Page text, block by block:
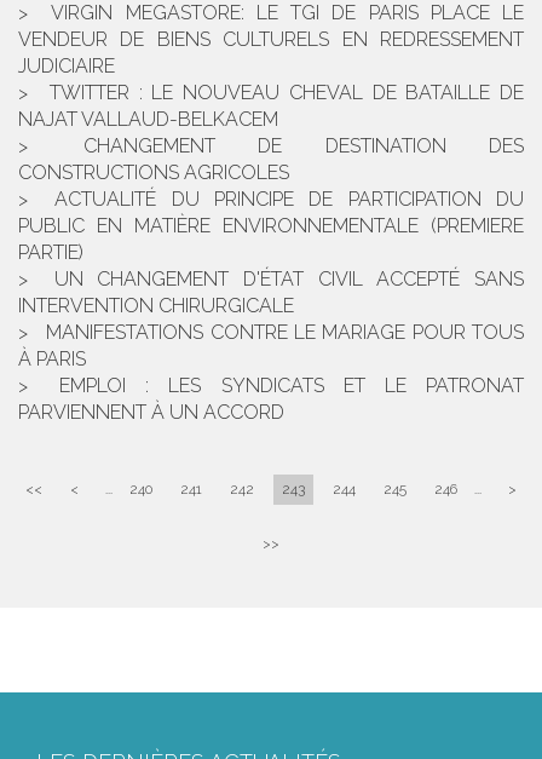
VIRGIN MEGASTORE: LE TGI DE PARIS PLACE LE
VENDEUR DE BIENS CULTURELS EN REDRESSEMENT
JUDICIAIRE
TWITTER : LE NOUVEAU CHEVAL DE BATAILLE DE
NAJAT VALLAUD-BELKACEM
CHANGEMENT DE DESTINATION DES
CONSTRUCTIONS AGRICOLES
ACTUALITÉ DU PRINCIPE DE PARTICIPATION DU
PUBLIC EN MATIÈRE ENVIRONNEMENTALE (PREMIERE
PARTIE)
UN CHANGEMENT D'ÉTAT CIVIL ACCEPTÉ SANS
INTERVENTION CHIRURGICALE
MANIFESTATIONS CONTRE LE MARIAGE POUR TOUS
À PARIS
EMPLOI : LES SYNDICATS ET LE PATRONAT
PARVIENNENT À UN ACCORD
<< < ... 240 241 242 243 244 245 246 ... >
>>